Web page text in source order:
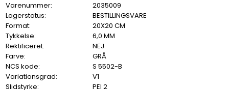
Varenummer:
2035009
Lagerstatus:
BESTILLINGSVARE
Format:
20X20 CM
Tykkelse:
6,0 MM
Rektificeret:
NEJ
Farve:
GRÅ
NCS kode:
S 5502-B
Variationsgrad:
V1
Slidstyrke:
PEI 2